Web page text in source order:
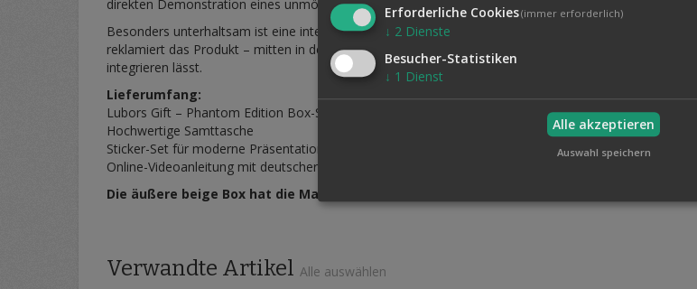
direkten Demonstration eines unmöglichen Phänomens bis hin zu ausgearbeiteten, theatralischen
Besonders unterhaltsam ist eine integrierte Comedy-Routine: Sollte während der Vorstellung etwas
reklamiert das Produkt – mitten in der Show! Ein origineller Running Gag, der regelmäßig für große
integrieren lässt.
Lieferumfang:
Lubors Gift – Phantom Edition Box-Set
Hochwertige Samttasche
Sticker-Set für moderne Präsentationen
Online-Videoanleitung mit deutscher Tonspur und Untertiteln
Die äußere beige Box hat die Maße: L14 x B13 x H15 cm
Verwandte Artikel Alle auswählen
Erforderliche Cookies(immer erforderlich)
↓ 2 Dienste
Besucher-Statistiken
↓ 1 Dienst
Alle akzeptieren
Auswahl speichern